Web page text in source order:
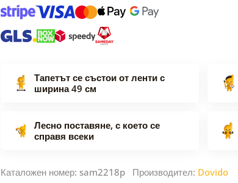
Тапетът се състои от ленти с
ширина 49 см
Лесно поставяне, с което се
справя всеки
Каталожен номер: sam2218p Производител: Dovido